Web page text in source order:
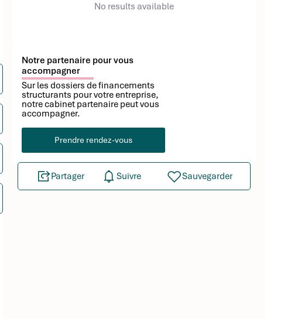
No results available
Notre partenaire pour vous
accompagner
Sur les dossiers de financements
structurants pour votre entreprise,
notre cabinet partenaire peut vous
accompagner.
Prendre rendez-vous
Partager Suivre Sauvegarder